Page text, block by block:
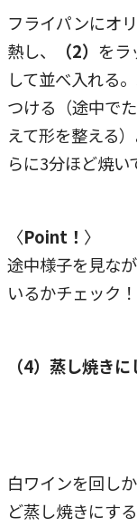
フライパンにオ
熱し、
（2） をラ
して並べ入れる
つける（途中で
えて形を整える
らに3分ほど焼い
〈Point！ 〉
途中様子を見な
いるかチェック！
（4）蒸し焼き
白ワインを回し
ど蒸し焼きにす